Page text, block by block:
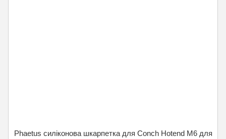
Phaetus силіконова шкарпетка для Conch Hotend M6 для